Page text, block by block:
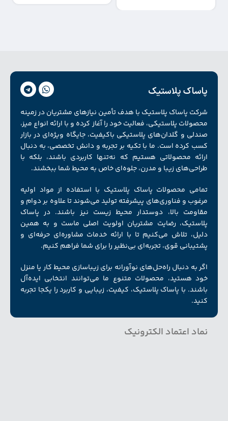
پاساک پلاستیک
شرکت پاساک پلاستیک با هدف تأمین نیازهای مشتریان در زمینه
محصولات پلاستیکی، فعالیت خود را آغاز کرده و با ارائه انواع میز،
صندلی و گلدان‌های پلاستیکی باکیفیت، جایگاه ویژه‌ای در بازار
کسب کرده است. ما با تکیه بر تجربه و دانش تخصصی، به دنبال
ارائه محصولاتی هستیم که نه‌تنها کاربردی باشند، بلکه با
طراحی‌های زیبا و مدرن، جلوه‌ای خاص به محیط شما ببخشند.
تمامی محصولات پاساک پلاستیک با استفاده از مواد اولیه
مرغوب و فناوری‌های پیشرفته تولید می‌شوند تا علاوه بر دوام و
مقاومت بالا، دوستدار محیط زیست نیز باشند. در پاساک
پلاستیک، رضایت مشتریان اولویت اصلی ماست و به همین
دلیل، تلاش می‌کنیم تا با ارائه خدمات مشاوره‌ای حرفه‌ای و
پشتیبانی قوی، تجربه‌ای بی‌نظیر را برای شما فراهم کنیم.
اگر به دنبال راه‌حل‌های نوآورانه برای زیبا‌سازی محیط کار یا منزل
خود هستید، محصولات متنوع ما می‌توانند انتخابی ایده‌آل
باشند. با پاساک پلاستیک، کیفیت، زیبایی و کاربرد را یکجا تجربه
کنید.
نماد اعتماد الکترونیک